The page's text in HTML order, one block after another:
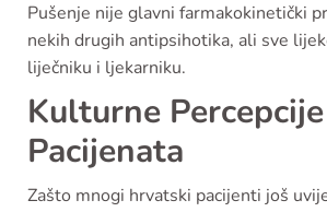
Pušenje nije glavni farmakokinetički
nekih drugih antipsihotika, ali sve
liječniku i ljekarniku.
Kulturne
Pacijenata
Zašto mnogi hrvatski pacijenti još